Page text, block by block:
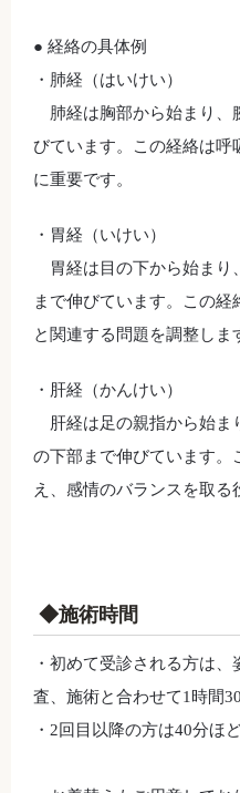
● 経絡の具体例
・肺経（はいけい）
肺経は胸部から始まり、
びています。この経絡は呼
に重要です。
・胃経（いけい）
胃経は目の下から始まり
まで伸びています。この
と関連する問題を調整しま
・肝経（かんけい）
肝経は足の親指から始ま
の下部まで伸びています。
え、感情のバランスを取る
◆施術時間
・初めて受診される方は
査、施術と合わせて1時間
・2回目以降の方は40分ほ